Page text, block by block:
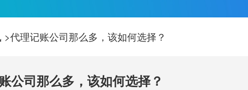
>代理记账公司那么多，该如何选择？
公司那么多，该如何选择？